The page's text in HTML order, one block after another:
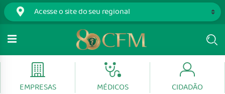
EMPRESAS MÉDICOS CIDADÃO